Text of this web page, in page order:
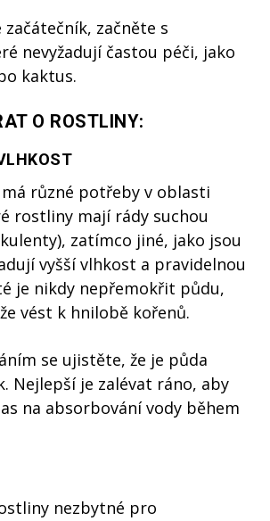
začněte s
nevyžadují častou péči, jako
kaktus.
O ROSTLINY:
různé potřeby v oblasti
rostliny mají rády suchou
zatímco jiné, jako jsou
vyšší vlhkost a pravidelnou
je nikdy nepřemokřit půdu,
vést k hnilobě kořenů.
se ujistěte, že je půda
Nejlepší je zalévat ráno, aby
na absorbování vody během
nezbytné pro